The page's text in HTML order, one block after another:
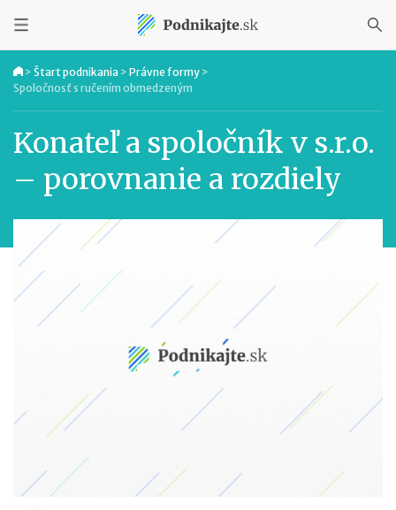
> Štart podnikania > Právne formy >
Spoločnosť s ručením obmedzeným
Konateľ a spoločník v s.r.o.
– porovnanie a rozdiely